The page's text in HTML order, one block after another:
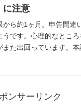
に注意
から約1ヶ月。申告間違
うです。心理的なとこ
また出回っています。
ンサーリンク